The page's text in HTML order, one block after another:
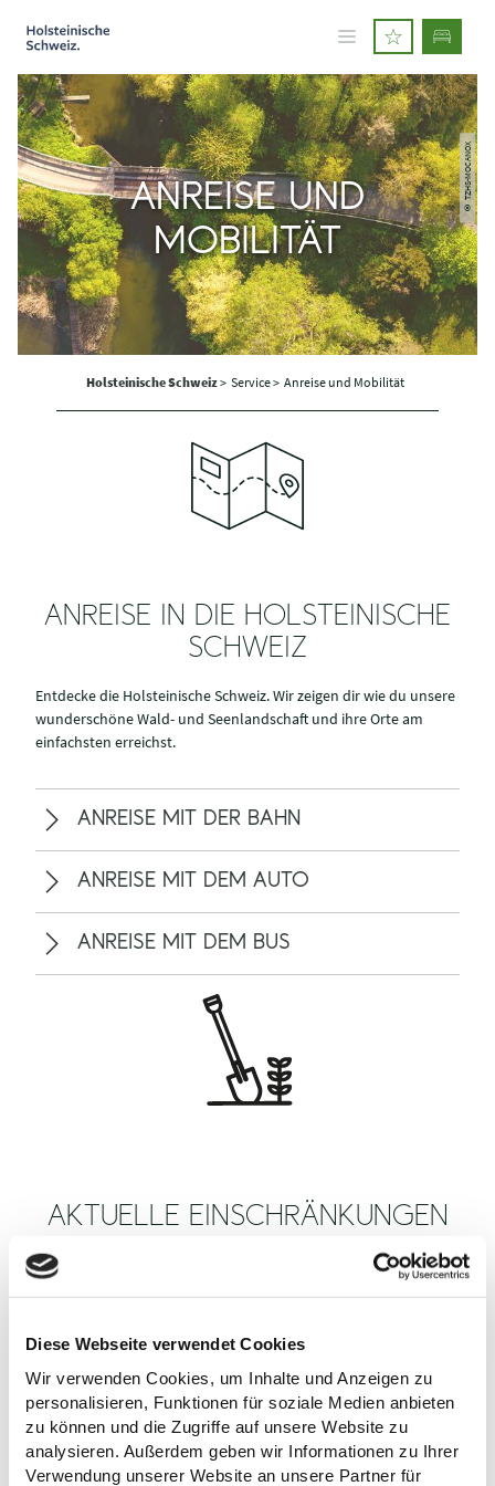
Diese Webseite verwendet Cookies
Wir verwenden Cookies, um Inhalte und Anzeigen zu
personalisieren, Funktionen für soziale Medien anbieten
zu können und die Zugriffe auf unsere Website zu
analysieren. Außerdem geben wir Informationen zu Ihrer
Verwendung unserer Website an unsere Partner für
© TZHS-MOCANOX
ANREISE UND
MOBILITÄT
Holsteinische Schweiz> Service > Anreise und Mobilität
ANREISE IN DIE HOLSTEINISCHE
SCHWEIZ
Entdecke die Holsteinische Schweiz. Wir zeigen dir wie du unsere
wunderschöne Wald- und Seenlandschaft und ihre Orte am
einfachsten erreichst.
ANREISE MIT DER BAHN
ANREISE MIT DEM AUTO
ANREISE MIT DEM BUS
AKTUELLE EINSCHRÄNKUNGEN
Zeitweise muss an der Infrastruktur in der Holsteinischen
Schweiz gearbeitet werden. Wir erklären dir, wie du trotzdem ans
MALENTE
PLÖN